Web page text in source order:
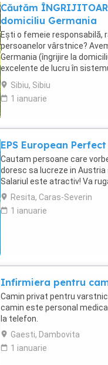
Căutăm
domiciliu Germania
Ești o femeie responsabilă,
persoanelor vârstnice?
Germania (îngrijire la
excelente de lucru în
net atractiv: 1.600 ...
Sibiu, Sibiu
1 ianuarie
EPS European
Cautam persoane care
doresc sa lucreze in Austria
Salariul este atractiv! Va
Resita, Caras-Severin
1 ianuarie
Infirmiera pentru
Camin privat pentru
camin este personal
la telefon.
Gaesti, Dambovita
1 ianuarie